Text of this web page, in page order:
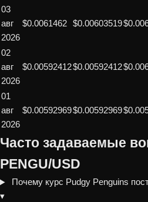
03
авг
2026
$0.0061462 $0.00603519
02
авг
2026
$0.00592412$0.00592412
01
авг
2026
$0.00592969$0.00592969
Часто задаваемые
PENGU/USD
Почему курс Pudgy Penguins
▾